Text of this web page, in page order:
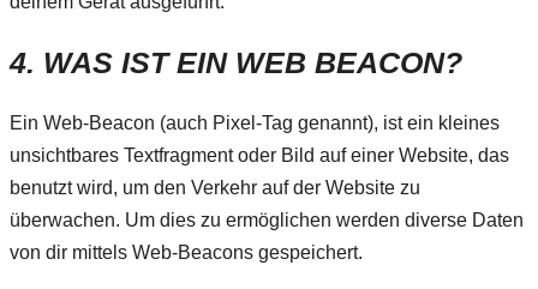
4. WAS IST EIN WEB BEACON?
Ein Web-Beacon (auch Pixel-Tag genannt), ist ein kleines
unsichtbares Textfragment oder Bild auf einer Website, das
benutzt wird, um den Verkehr auf der Website zu
überwachen. Um dies zu ermöglichen werden diverse Daten
von dir mittels Web-Beacons gespeichert.